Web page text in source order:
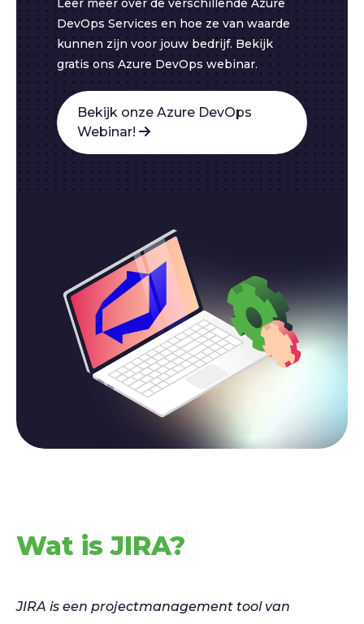
Leer meer over de verschillende Azure
DevOps Services en hoe ze van waarde
kunnen zijn voor jouw bedrijf. Bekijk
gratis ons Azure DevOps webinar.
Bekijk onze Azure DevOps
Webinar!
Wat is JIRA?
JIRA is een projectmanagement tool van